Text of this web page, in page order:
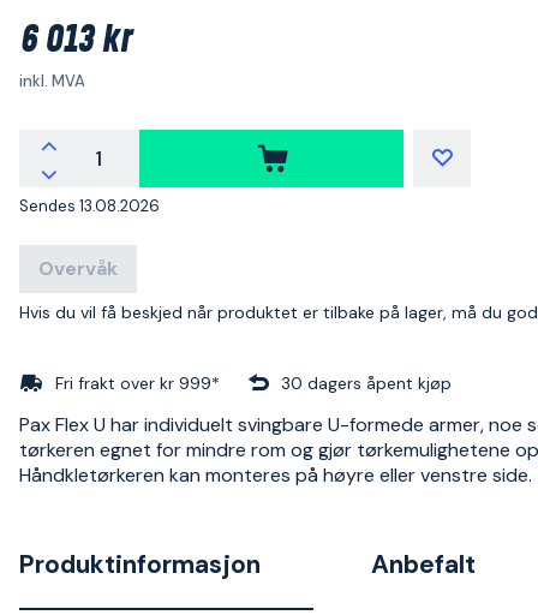
6 013 kr
inkl. MVA
Sendes 13.08.2026
Overvåk
Hvis du vil få beskjed når produktet er tilbake på lager, må du
Fri frakt over kr 999* 30 dagers åpent kjøp
Pax Flex U har individuelt svingbare U-formede armer, noe
tørkeren egnet for mindre rom og gjør tørkemulighetene
Håndkletørkeren kan monteres på høyre eller venstre side.
Produktinformasjon Anbefalt